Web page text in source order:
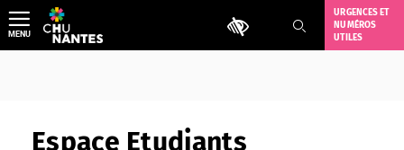
Aller
au
contenu
Outils d'accessibilité
URGENCES ET
NUMÉROS
UTILES
MENU
Espace Etudiants